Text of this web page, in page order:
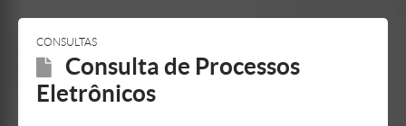
barra
CONSULTAS
Consulta de Processos
Eletrônicos